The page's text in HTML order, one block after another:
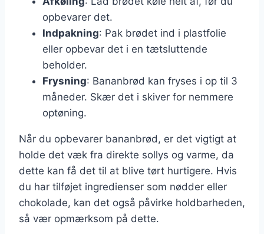
opbevarer det.
Indpakning: Pak brødet ind i plastfolie
eller opbevar det i en tætsluttende
beholder.
Frysning: Bananbrød kan fryses i op til 3
måneder. Skær det i skiver for nemmere
optøning.
Når du opbevarer bananbrød, er det vigtigt at
holde det væk fra direkte sollys og varme, da
dette kan få det til at blive tørt hurtigere. Hvis
du har tilføjet ingredienser som nødder eller
chokolade, kan det også påvirke holdbarheden,
så vær opmærksom på dette.